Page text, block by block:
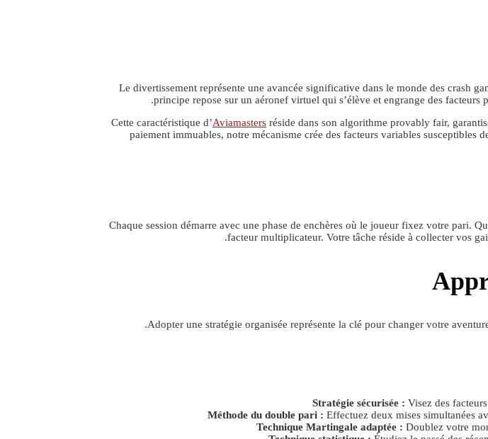
Le divertissement représente une avancée significative dans le monde des crash
principe repose sur un aéronef virtuel qui s’élève et engrange des
Cette caractéristique d’Aviamasters réside dans son algorithme provably fair,
paiement immuables, notre mécanisme crée des facteurs variables
Chaque session démarre avec une phase de enchères où le joueur fixez votre pari.
facteur multiplicateur. Votre tâche réside à collecter vos
Adopter une stratégie organisée représente la clé pour changer votre
Stratégie sécurisée : Visez des
Méthode du double pari : Effectuez deux mises simultanées
Technique Martingale adaptée : Doublez votre